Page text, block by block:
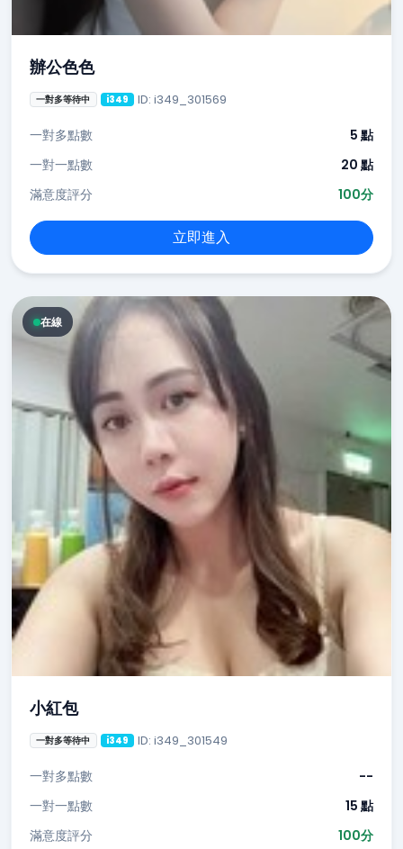
辦公色色
一對多等待中 i349 ID: i349_301569
一對多點數
5 點
一對一點數
20 點
滿意度評分
100分
立即進入
在線
小紅包
一對多等待中 i349 ID: i349_301549
一對多點數
--
一對一點數
15 點
滿意度評分
100分